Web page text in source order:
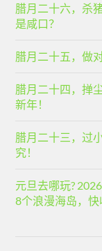
腊月二十六，杀
是咸口？
腊月二十五，做
腊月二十四，掸
新年！
腊月二十三，过
究！
元旦去哪玩?
8个浪漫海岛，快